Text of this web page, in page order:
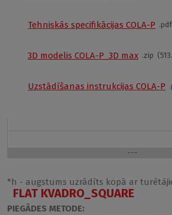
---
---
*h - augstums uzrādīts kopā ar
PIEGĀDES METODE:
Tehniskās specifikācijas COLA-P pdf
3D modelis COLA-P_3D max zip
Uzstādīšanas instrukcijas COLA-P
FLAT KVADRO_SQUARE